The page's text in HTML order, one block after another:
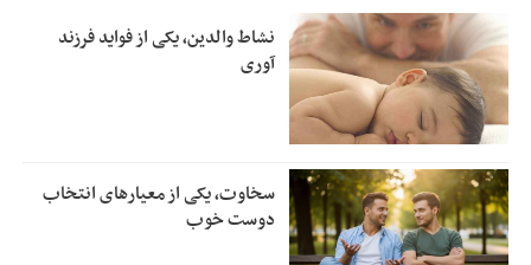
نشاط والدین، یکی از فواید فرزند
آوری
سخاوت، یکی از معیارهای انتخاب
دوست خوب